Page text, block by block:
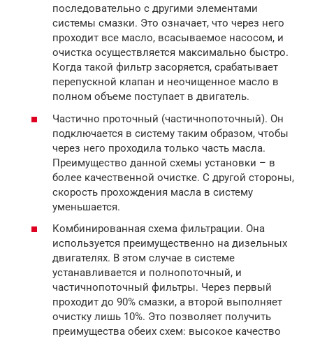
последовательно с другими элементами
системы смазки. Это означает, что через него
проходит все масло, всасываемое насосом, и
очистка осуществляется максимально быстро.
Когда такой фильтр засоряется, срабатывает
перепускной клапан и неочищенное масло в
полном объеме поступает в двигатель.
Частично проточный (частичнопоточный). Он
подключается в систему таким образом, чтобы
через него проходила только часть масла.
Преимущество данной схемы установки – в
более качественной очистке. С другой стороны,
скорость прохождения масла в систему
уменьшается.
Комбинированная схема фильтрации. Она
используется преимущественно на дизельных
двигателях. В этом случае в системе
устанавливается и полнопоточный, и
частичнопоточный фильтры. Через первый
проходит до 90% смазки, а второй выполняет
очистку лишь 10%. Это позволяет получить
преимущества обеих схем: высокое качество